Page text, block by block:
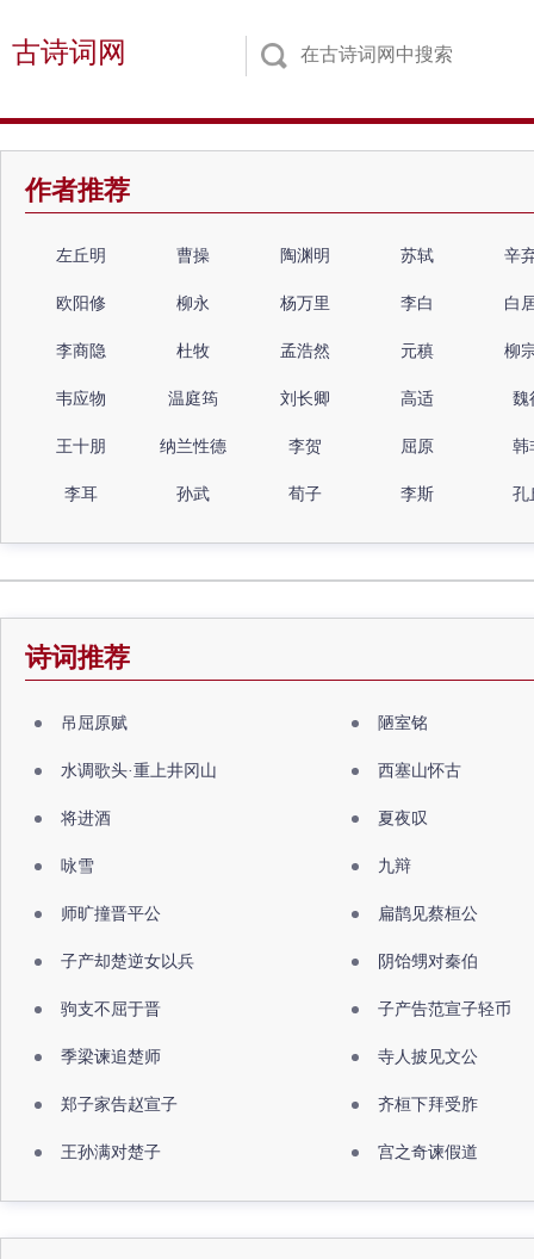
古诗词网
作者推荐
左丘明 曹操 陶渊明 苏轼 辛
欧阳修 柳永 杨万里 李白 白
李商隐 杜牧 孟浩然 元稹 柳
韦应物 温庭筠 刘长卿 高适 魏
王十朋 纳兰性德 李贺 屈原 韩
李耳 孙武 荀子 李斯 孔
诗词推荐
吊屈原赋 陋室铭
水调歌头·重上井冈山 西塞山怀古
将进酒 夏夜叹
咏雪 九辩
师旷撞晋平公 扁鹊见蔡桓公
子产却楚逆女以兵 阴饴甥对秦伯
驹支不屈于晋 子产告范宣子轻币
季梁谏追楚师 寺人披见文公
郑子家告赵宣子 齐桓下拜受胙
王孙满对楚子 宫之奇谏假道